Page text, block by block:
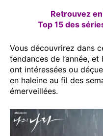
Retrouvez
Top 15 des
Vous découvrirez dans
tendances de l’année,
ont intéressées ou
en haleine au fil des
émerveillées.